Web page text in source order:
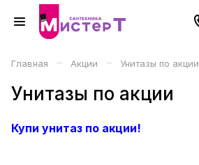
Главная – Акции – Унитазы по акции
Унитазы по акции
Купи унитаз по акции!